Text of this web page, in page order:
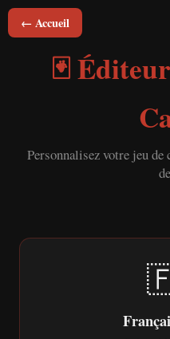
← Accueil
🃏
Personnalisez votre jeu de